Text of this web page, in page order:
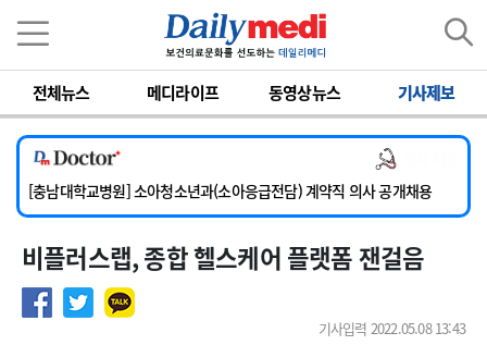
전체뉴스 메디라이프 동영상뉴스 기사제보
[서울아산병원] 2026년 하반기 인턴 모집
[영남대학교의료원] 마취통증의학과 임기제 임상의사 채용
[충남대학교병원] 소아청소년과(소아응급전담) 계약직 의사 공개채용
[동부병원] 계약직(응급의학과 전문의) 직원모집
[이대목동병원] 하반기 전공의(레지던트1년차) 모집
[서울아산병원] 2026년 하반기 인턴 모집
[영남대학교의료원] 마취통증의학과 임기제 임상의사 채용
비플러스랩, 종합 헬스케어 플랫폼 잰걸음
기사입력 2022.05.08 13:43